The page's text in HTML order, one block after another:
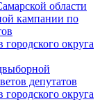
области
кампании по
округа
депутатов
округа